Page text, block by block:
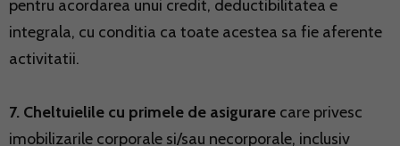
pentru acordarea unui credit, deductibilitatea e
integrala, cu conditia ca toate acestea sa fie aferente
activitatii.
7. Cheltuielile cu primele de asigurare care privesc
imobilizarile corporale si/sau necorporale, inclusiv